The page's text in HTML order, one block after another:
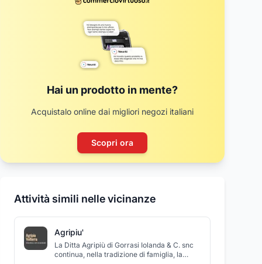
Hai un prodotto in mente?
Acquistalo online dai migliori negozi italiani
Scopri ora
Attività simili nelle vicinanze
Agripiu'
La Ditta Agripiù di Gorrasi Iolanda & C. snc
continua, nella tradizione di famiglia, la